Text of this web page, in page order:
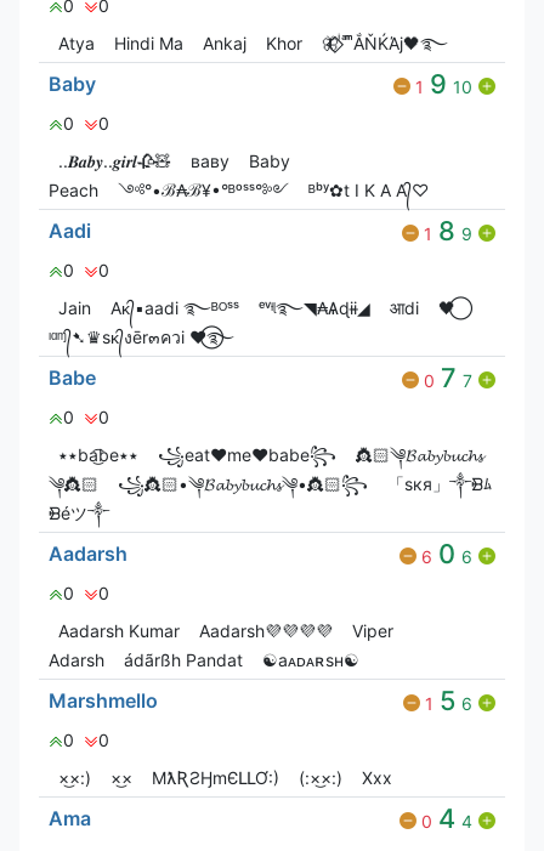
0
0
Atya
Hindi Ma Ankaj Khor 🦋⃟‌⃟ ͥ ͣ ͫͫẮŇЌΆj🖤࿐
Baby 1 9 10
0
0
..𝑩𝒂𝒃𝒚..𝒈𝒊𝒓𝒍🥀🧸
ваву
Baby
Peach
༺°•ℬ₳ℬ¥•°ᴮᵒˢˢ°༻ ᴮᵇʸ✿t I K A A᭄♡
Aadi 1 8 9
0
0
Jain
Aᴋ᭄▪aadi ࿐ᴮᴼˢˢ ᵉᵛᶤᶩ࿐◥₳Ѧɖɨɨ◢ आdi
🖤⃝
ᶦᵅᶬ᭄➷♛sᴋ᭄งēr๓ควi ♥⃝࿐
Babe 0 7 7
0
0
٭٭ba͜͡be٭٭
꧁eat♥me♥babe꧂
👸🏻༆𝓑𝓪𝓫𝔂𝓫𝓾𝓬𝓱𝓼
༆👸🏻
꧁👸🏻•༆𝓑𝓪𝓫𝔂𝓫𝓾𝓬𝓱𝓼༆•👸🏻꧂
「ѕкя」༒ᙩﾑ
ᙩéツ༒
Aadarsh 6 0 6
0
0
Aadarsh Kumar
Aadarsh💜💜💜💜
Viper
Adarsh
ádãrßh Pandat ☯︎aᴀᴅᴀʀsʜ☯︎
Marshmello 1 5 6
0
0
×͜×:)
×͜× MƛƦƧӇmЄԼԼƠ:) (:×͜×:) Xxx
Ama 0 4 4